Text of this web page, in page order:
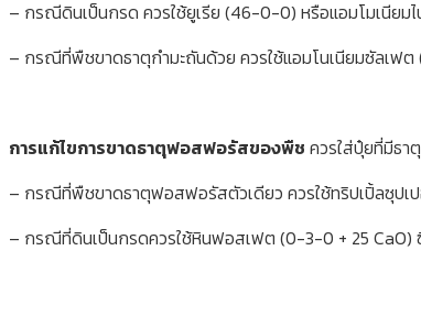
– กรณีดินเป็นกรด ควรใช้ยูเรีย (46-0-0) หรือแอมโมเนียม
– กรณีที่พืชขาดธาตุกำมะถันด้วย ควรใช้แอมโนเนียมซัลเฟต
การแก้ไขการขาดธาตุฟอสฟอรัสของพืช ควรใส่ปุ๋ยที่มีธ
– กรณีที่พืชขาดธาตุฟอสฟอรัสตัวเดียว ควรใช้ทริปเปิ้ลซุป
– กรณีที่ดินเป็นกรดควรใช้หินฟอสเฟต (0-3-0 + 25 CaO)